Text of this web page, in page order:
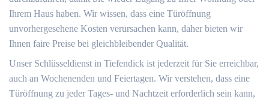
Ihrem Haus haben. Wir wissen, dass eine Türöffnung
unvorhergesehene Kosten verursachen kann, daher bieten wir
Ihnen faire Preise bei gleichbleibender Qualität.
Unser Schlüsseldienst in Tiefendick ist jederzeit für Sie erreichbar,
auch an Wochenenden und Feiertagen. Wir verstehen, dass eine
Türöffnung zu jeder Tages- und Nachtzeit erforderlich sein kann,